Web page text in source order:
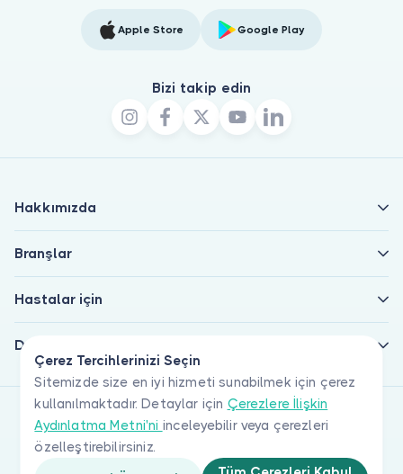
Çerez Tercihlerinizi Seçin
Sitemizde size en iyi hizmeti sunabilmek için çerez
kullanılmaktadır. Detaylar için Çerezlere İlişkin
Aydınlatma Metni'ni inceleyebilir veya çerezleri
özelleştirebilirsiniz.
Apple Store Google Play
Bizi takip edin
Hakkımızda
Branşlar
Hastalar için
Doktorlar için